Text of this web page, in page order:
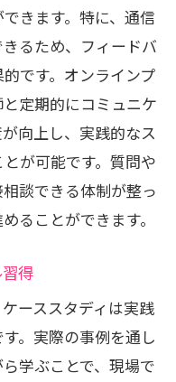
きます。特に、通信
るため、フィードバ
です。オンラインプ
定期的にコミュニケ
向上し、実践的なス
が可能です。質問や
談できる体制が整っ
ることができます。
得
ーススタディは実践
。実際の事例を通し
学ぶことで、現場で